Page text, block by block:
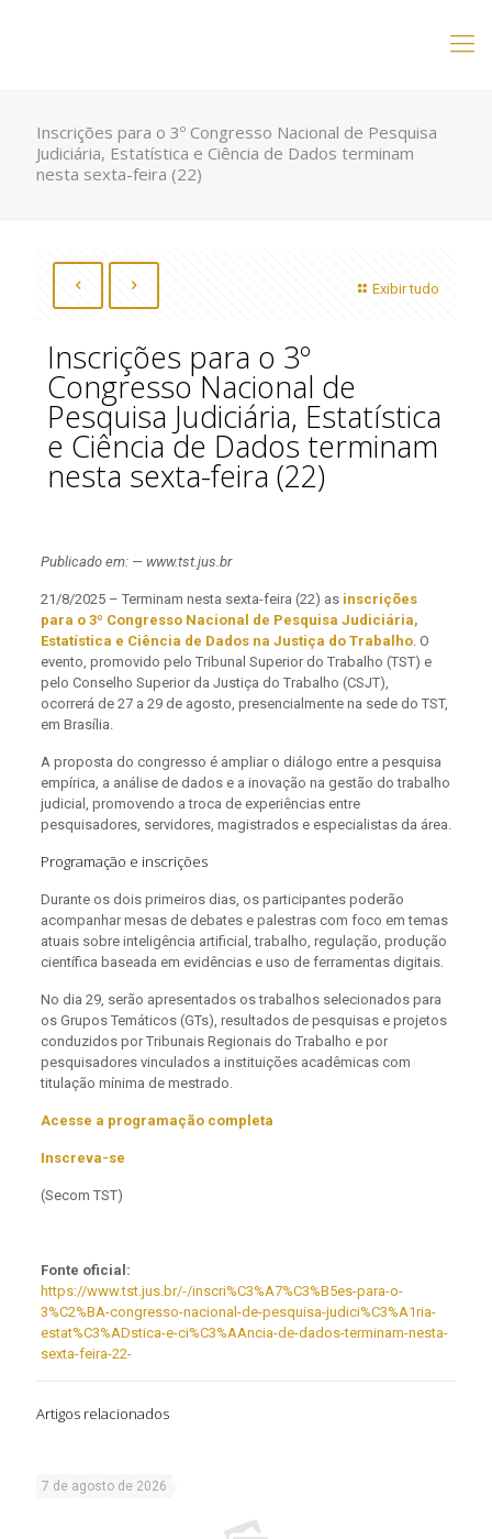
Inscrições para o 3º Congresso Nacional de Pesquisa
Judiciária, Estatística e Ciência de Dados terminam
nesta sexta-feira (22)
Exibir tudo
Inscrições para o 3º
Congresso Nacional de
Pesquisa Judiciária, Estatística
e Ciência de Dados terminam
nesta sexta-feira (22)
Publicado em: — www.tst.jus.br
21/8/2025 – Terminam nesta sexta-feira (22) as inscrições
para o 3º Congresso Nacional de Pesquisa Judiciária,
Estatística e Ciência de Dados na Justiça do Trabalho. O
evento, promovido pelo Tribunal Superior do Trabalho (TST) e
pelo Conselho Superior da Justiça do Trabalho (CSJT),
ocorrerá de 27 a 29 de agosto, presencialmente na sede do TST,
em Brasília.
A proposta do congresso é ampliar o diálogo entre a pesquisa
empírica, a análise de dados e a inovação na gestão do trabalho
judicial, promovendo a troca de experiências entre
pesquisadores, servidores, magistrados e especialistas da área.
Programação e inscrições
Durante os dois primeiros dias, os participantes poderão
acompanhar mesas de debates e palestras com foco em temas
atuais sobre inteligência artificial, trabalho, regulação, produção
científica baseada em evidências e uso de ferramentas digitais.
No dia 29, serão apresentados os trabalhos selecionados para
os Grupos Temáticos (GTs), resultados de pesquisas e projetos
conduzidos por Tribunais Regionais do Trabalho e por
pesquisadores vinculados a instituições acadêmicas com
titulação mínima de mestrado.
Acesse a programação completa
Inscreva-se
(Secom TST)
Fonte oficial:
https://www.tst.jus.br/-/inscri%C3%A7%C3%B5es-para-o-
3%C2%BA-congresso-nacional-de-pesquisa-judici%C3%A1ria-
estat%C3%ADstica-e-ci%C3%AAncia-de-dados-terminam-nesta-
sexta-feira-22-
Artigos relacionados
7 de agosto de 2026